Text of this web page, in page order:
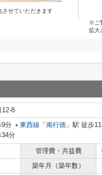
せていただきます
※ご
拡大
12-8
9分 東西線 「 南行徳 」駅 徒歩
34分
管理費・共益費
築年月（築年数）